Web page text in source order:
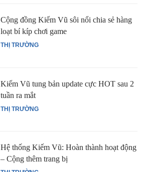
THỊ TRƯỜNG
Cộng đồng Kiếm Vũ sôi nổi chia sẻ hàng
loạt bí kíp chơi game
THỊ TRƯỜNG
Kiếm Vũ tung bản update cực HOT sau 2
tuần ra mắt
Hệ thống Kiếm Vũ: Hoàn thành hoạt động
– Cộng thêm trang bị